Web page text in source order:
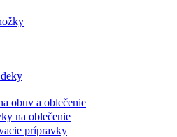
obuv a oblečenie
na oblečenie
prípravky